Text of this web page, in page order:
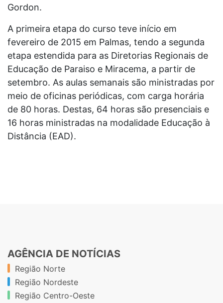
Gordon.
A primeira etapa do curso teve início em
fevereiro de 2015 em Palmas, tendo a segunda
etapa estendida para as Diretorias Regionais de
Educação de Paraiso e Miracema, a partir de
setembro. As aulas semanais são ministradas por
meio de oficinas periódicas, com carga horária
de 80 horas. Destas, 64 horas são presenciais e
16 horas ministradas na modalidade Educação à
Distância (EAD).
AGÊNCIA DE NOTÍCIAS
Região Norte
Região Nordeste
Região Centro-Oeste